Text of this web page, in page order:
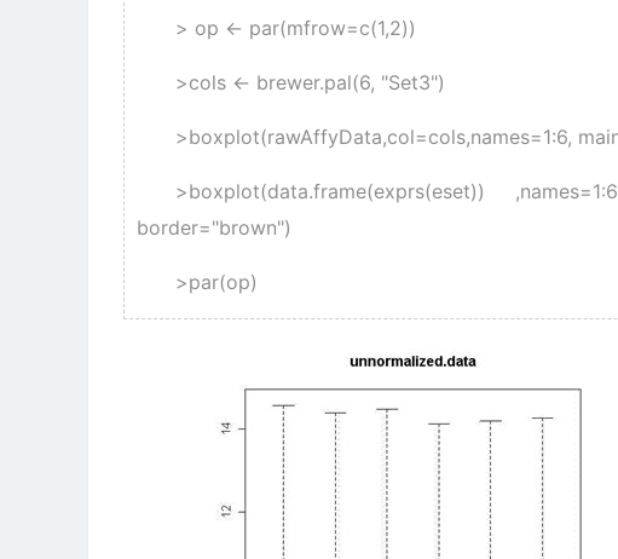
> op <- par(mfrow=c(1,2))
>cols <- brewer.pal(6, "Set3")
>boxplot(rawAffyData,col=cols,names=1:6,
>boxplot(data.frame(exprs(eset))
border="brown")
>par(op)